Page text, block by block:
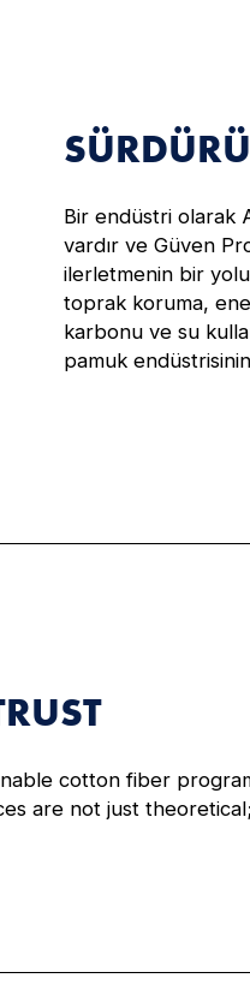
Bir endüstri olarak
vardır ve Güven
ilerletmenin bir
toprak koruma,
karbonu ve su
pamuk
cotton fiber
are not just